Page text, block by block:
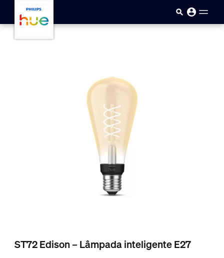
Passar para o conteúdo
ST72 Edison – Lâmpada inteligente E27